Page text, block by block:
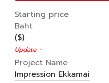
Starting price
Baht
($)
Update -
Project Name
Impression Ekkamai